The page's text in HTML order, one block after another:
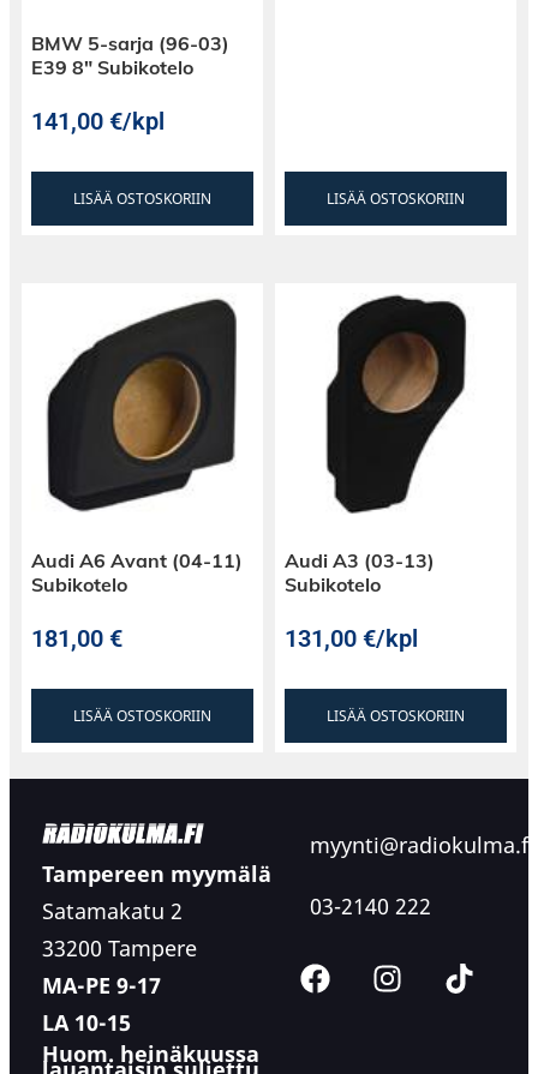
BMW 5-sarja (96-03)
E39 8″ Subikotelo
141,00€/kpl
LISÄÄ OSTOSKORIIN LISÄÄ OSTOSKORIIN
Audi A6 Avant (04-11)
Subikotelo
181,00€
LISÄÄ OSTOSKORIIN
Audi A3 (03-13)
Subikotelo
131,00€/kpl
LISÄÄ OSTOSKORIIN
Tampereen myymälä
Satamakatu 2
33200 Tampere
MA-PE 9-17
LA 10-15
Huom. heinäkuussa
myynti@radiokulma.fi
03-2140 222